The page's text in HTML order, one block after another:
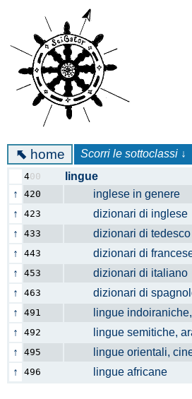
⬉ home Scorri le
400
lingue
↑
420
inglese in genere
↑
423
dizionari di
↑
433
dizionari di
↑
443
dizionari di
↑
453
dizionari di
↑
463
dizionari di
↑
491
lingue
↑
492
lingue semitiche,
↑
495
lingue orientali,
↑
496 lingue africane